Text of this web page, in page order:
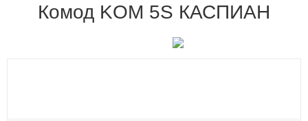
Комод KOM 5S КАСПИАН